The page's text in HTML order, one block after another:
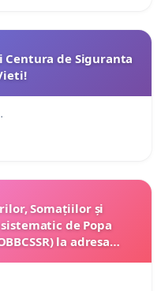
Somațiilor și
de Popa
la adresa